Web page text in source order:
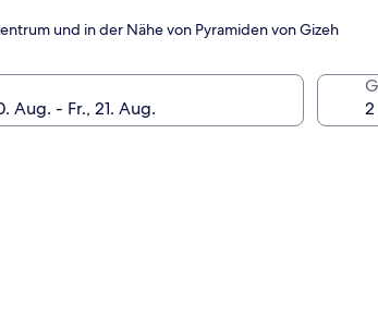
und in der Nähe von Pyramiden von Gizeh